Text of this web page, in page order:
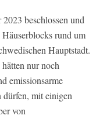
beschlossen und
rund um
Hauptstadt.
nur noch
emissionsarme
dürfen, mit einigen
von